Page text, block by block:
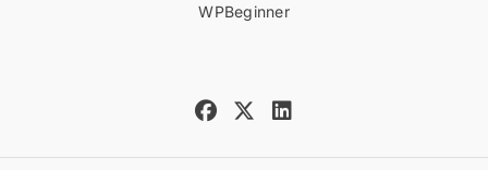
WPBeginner